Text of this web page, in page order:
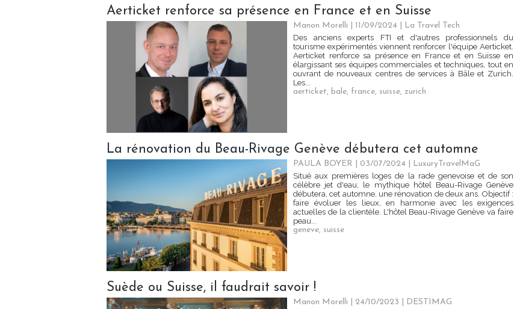
Aerticket renforce sa présence en France et en Suisse
Manon Morelli | 11/09/2024
La Travel Tech
Des anciens experts FTI et d'autres professionnels du
tourisme expérimentés viennent renforcer l'équipe Aerticket.
Aerticket renforce sa présence en France et en Suisse en
élargissant ses équipes commerciales et techniques, tout en
ouvrant de nouveaux centres de services à Bâle et Zurich.
Les...
aerticket, bale, france, suisse, zurich
La rénovation du Beau-Rivage Genève débutera cet automne
PAULA BOYER | 03/07/2024
LuxuryTravelMaG
Situé aux premières loges de la rade genevoise et de son
célèbre jet d'eau, le mythique hôtel Beau-Rivage Genève
débutera, cet automne, une rénovation de deux ans. Objectif :
faire évoluer les lieux, en harmonie avec les exigences
actuelles de la clientèle. L'hôtel Beau-Rivage Genève va faire
peau...
geneve, suisse
Suède ou Suisse, il faudrait savoir !
Manon Morelli | 24/10/2023
DESTIMAG